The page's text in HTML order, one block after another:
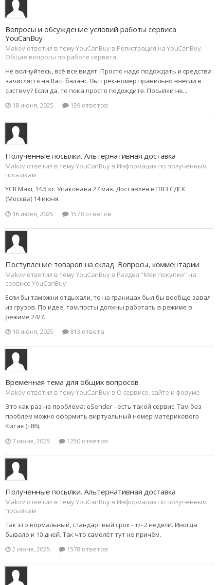
Вопросы и обсуждение условий работы сервиса
YouCanBuy
Makov ответил в тему YouCanBuy в Регистрация на YouCanBuy.
Общие вопросы по работе сервиса
Не волнуйтесь, всё все видят. Просто надо подождать и средства
зачислятся на Ваш баланс. Вы трек-номер правильно внесли в
систему? Если да, то пока просто подождите. Посылки не...
18 июня, 2025
139 ответов
Полученные посылки. Альтернативная доставка
Makov ответил в тему YouCanBuy в Информация по полученным
посылкам
YCB Maxi, 14.5 кг. Упакована 27 мая. Доставлен в ПВЗ СДЕК
(Москва) 14 июня.
16 июня, 2025
1578 ответов
Поступление товаров на склад. Вопросы, комментарии
Makov ответил в тему YouCanBuy в Раздел "Мои покупки" на
сервисе YouCanBuy
Если бы таможни отдыхали, то на границах был бы вообще завал
из грузов. По идее, там.посты должны работать в режиме в
режиме 24/7.
10 июня, 2025
813 ответа
Временная тема для общих вопросов
Makov ответил в тему YouCanBuy в О сервисе, сайте и форуме
Это как раз не проблема: eSender - есть такой сервис. Там без
проблем можно оформить виртуальный номер материкового
Китая (+86).
7 июня, 2025
1250 ответов
Полученные посылки. Альтернативная доставка
Makov ответил в тему YouCanBuy в Информация по полученным
посылкам
Так это нормальный, стандартный срок - +/- 2 недели. Иногда
бывало и 10 дней. Так что самолёт тут не причём.
2 июня, 2025
1578 ответов